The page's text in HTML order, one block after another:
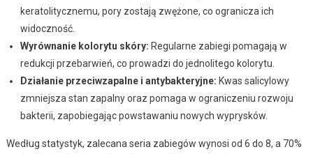
keratolitycznemu, pory zostają zwężone, co ogranicza ich
widoczność.
Wyrównanie kolorytu skóry: Regularne zabiegi pomagają w
redukcji przebarwień, co prowadzi do jednolitego kolorytu.
Działanie przeciwzapalne i antybakteryjne: Kwas salicylowy
zmniejsza stan zapalny oraz pomaga w ograniczeniu rozwoju
bakterii, zapobiegając powstawaniu nowych wyprysków.
Według statystyk, zalecana seria zabiegów wynosi od 6 do 8, a 70%